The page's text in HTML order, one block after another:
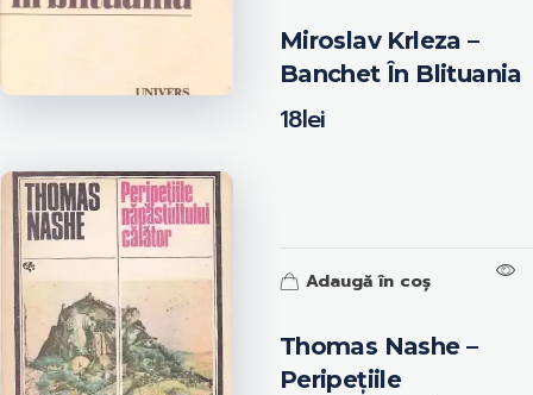
Miroslav Krleza –
Banchet În Blituania
18lei
Thomas Nashe –
Peripețiile
Adaugă în coș